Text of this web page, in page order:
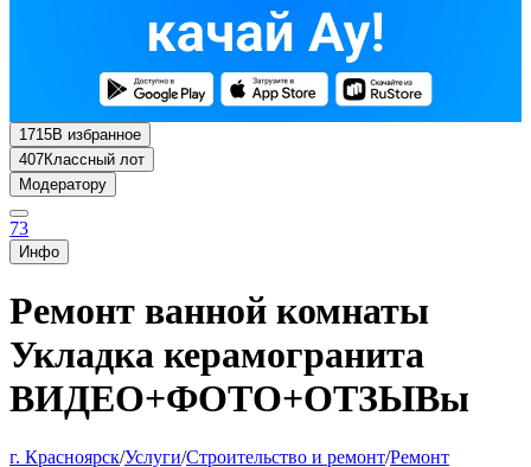
1715В избранное
407Классный лот
Модератору
73
Инфо
Ремонт ванной комнаты
Укладка керамогранита
ВИДЕО+ФОТО+ОТЗЫВы
г. Красноярск/Услуги/Строительство и ремонт/Ремонт